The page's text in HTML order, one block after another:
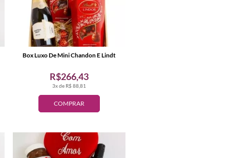
COMPRAR
3x de R$ 88,81
R$266,43
Box Luxo De Mini Chandon E Lindt